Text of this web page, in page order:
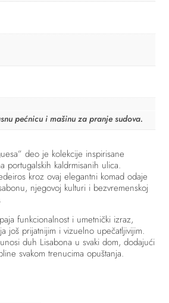
pećnicu i mašinu za pranje sudova.
deo je kolekcije inspirisane
portugalskih kaldrmisanih ulica.
kroz ovaj elegantni komad odaje
njegovoj kulturi i bezvremenskoj
funkcionalnost i umetnički izraz,
još prijatnijim i vizuelno upečatljivijim.
duh Lisabona u svaki dom, dodajući
svakom trenucima opuštanja.